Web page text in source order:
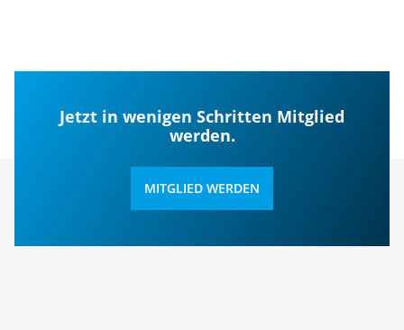
Jetzt in wenigen Schritten Mitglied
werden.
MITGLIED WERDEN